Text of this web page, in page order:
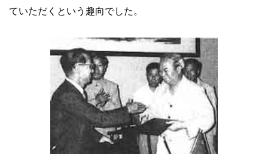
ていただくという趣向でした。